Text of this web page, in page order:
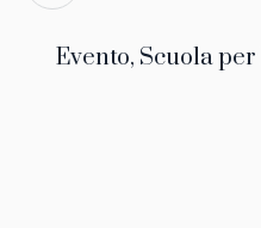
Evento, Scuola